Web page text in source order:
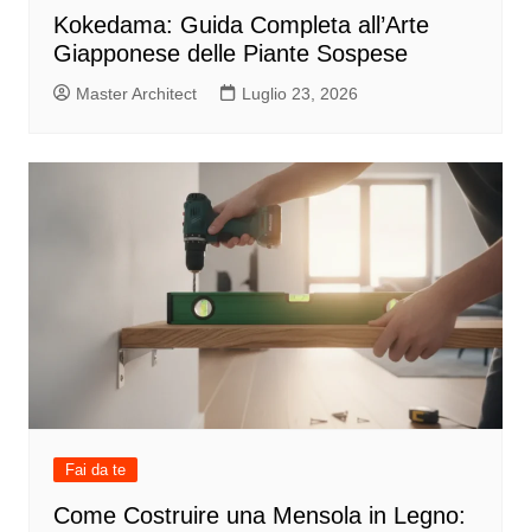
Kokedama: Guida Completa all’Arte
Giapponese delle Piante Sospese
Master Architect Luglio 23, 2026
Fai da te
Come Costruire una Mensola in Legno: